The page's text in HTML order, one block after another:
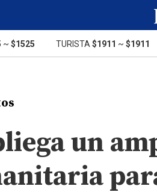
~ $1525 TURISTA $1911 ~ $1911
un